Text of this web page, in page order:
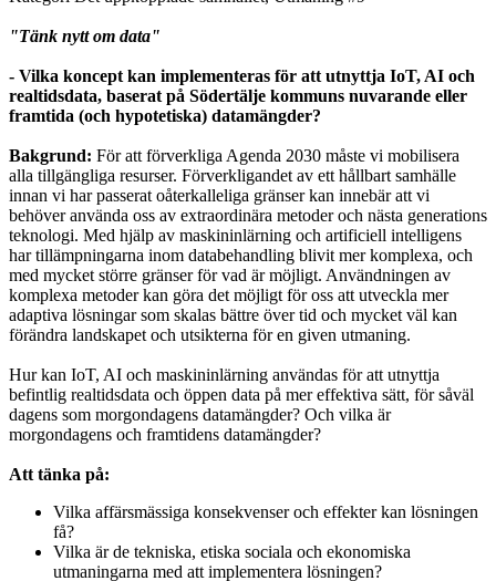
"Tänk nytt om data"
- Vilka koncept kan implementeras för att utnyttja IoT, AI och
realtidsdata, baserat på Södertälje kommuns nuvarande eller
framtida (och hypotetiska) datamängder?
Bakgrund: För att förverkliga Agenda 2030 måste vi mobilisera
alla tillgängliga resurser. Förverkligandet av ett hållbart samhälle
innan vi har passerat oåterkalleliga gränser kan innebär att vi
behöver använda oss av extraordinära metoder och nästa generations
teknologi. Med hjälp av maskininlärning och artificiell intelligens
har tillämpningarna inom databehandling blivit mer komplexa, och
med mycket större gränser för vad är möjligt. Användningen av
komplexa metoder kan göra det möjligt för oss att utveckla mer
adaptiva lösningar som skalas bättre över tid och mycket väl kan
förändra landskapet och utsikterna för en given utmaning.
Hur kan IoT, AI och maskininlärning användas för att utnyttja
befintlig realtidsdata och öppen data på mer effektiva sätt, för såväl
dagens som morgondagens datamängder? Och vilka är
morgondagens och framtidens datamängder?
Att tänka på:
Vilka affärsmässiga konsekvenser och effekter kan lösningen
få?
Vilka är de tekniska, etiska sociala och ekonomiska
utmaningarna med att implementera lösningen?